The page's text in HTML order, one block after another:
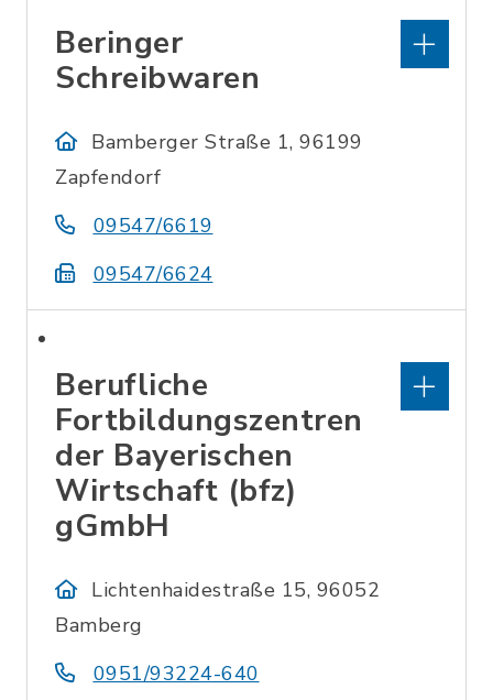
Beringer
Schreibwaren
Bamberger Straße 1, 96199
Zapfendorf
09547/6619
09547/6624
Berufliche
Fortbildungszentren
der Bayerischen
Wirtschaft (bfz)
gGmbH
Lichtenhaidestraße 15, 96052
Bamberg
0951/93224-640